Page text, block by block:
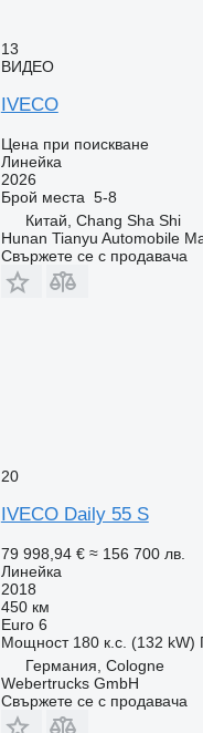
13
ВИДЕО
IVECO
Цена при поискване
Линейка
2026
Брой места 5-8
Китай, Chang Sha Shi
Hunan Tianyu Automobile
Свържете се с продавача
20
IVECO Daily 55 S
79 998,94 € ≈ 156 700 лв.
Линейка
2018
450 км
Euro 6
Мощност 180 к.с. (132 kW)
Германия, Cologne
Webertrucks GmbH
Свържете се с продавача